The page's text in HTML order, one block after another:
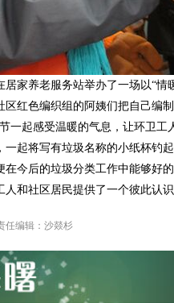
居家养老服务站举办了一场以“
区红色编织组的阿姨们把自己编
一起感受温暖的气息，让环卫
一起将写有垃圾名称的小纸杯钓
在今后的垃圾分类工作中能够好
人和社区居民提供了一个彼此认
任编辑：沙燚杉